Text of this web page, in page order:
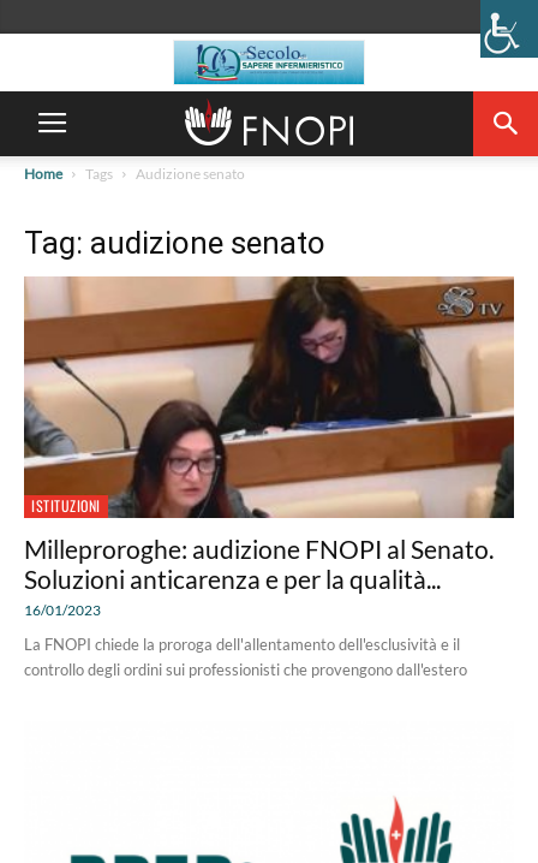
Home Tags Audizione senato
Tag: audizione senato
ISTITUZIONI
Milleproroghe: audizione FNOPI al Senato.
Soluzioni anticarenza e per la qualità...
16/01/2023
La FNOPI chiede la proroga dell'allentamento dell'esclusività e il
controllo degli ordini sui professionisti che provengono dall'estero